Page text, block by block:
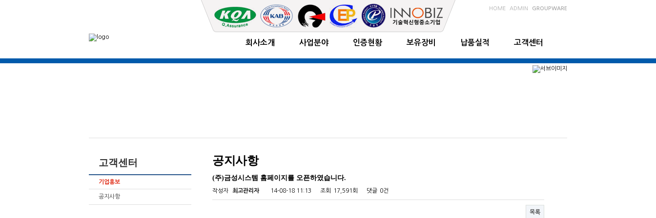
HOME ADMIN GROUPWARE
회사소개 사업분야 인증현황 보유장비 납품실적 고객센터
고객센터
기업홍보
공지사항
공지사항
(주)금성시스템 홈페이지를 오픈하였습니다.
작성자 최고관리자 14-08-18 11:13 조회 17,591회 댓글 0건
목록